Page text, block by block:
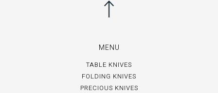
MENU
TABLE KNIVES
FOLDING KNIVES
PRECIOUS KNIVES